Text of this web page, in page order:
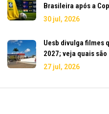
Brasileira após a
30 jul, 2026
Uesb divulga filmes
2027; veja quais são
27 jul, 2026